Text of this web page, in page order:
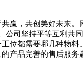
，共创美好未来。
司坚持平等互利共
位都需要哪几种物
产品完善的售后服